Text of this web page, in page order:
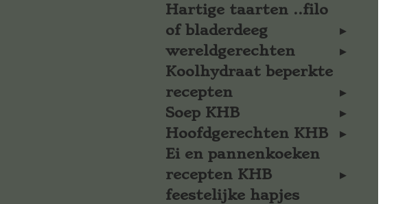
Hartige taarten ..filo
of bladerdeeg
wereldgerechten
Koolhydraat beperkte
recepten
Soep KHB
Hoofdgerechten KHB
Ei en pannenkoeken
recepten KHB
feestelijke hapjes